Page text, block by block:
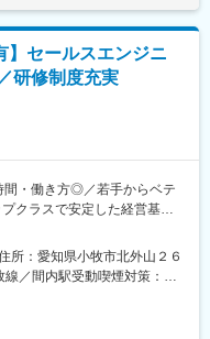
」で世界標準を目指す！世
装置」と「消耗品」ビジネ
バル企業でありながら、
のこだわり◎
心となります。メイン顧客
種の企業様もございます。
庫台数・他売り上げその他
タイ・ベトナム・モンゴ
ものの、英語を使用して業
こなしながら学んでいただ
当を含めた表記です。
】セールスエンジニ
研修制度充実
間・働き方◎／若手からベテ
クラスで安定した経営基盤
び関連装置の営業・納品後
だきます。
し、お客様との信頼関係を
所：愛知県小牧市北外山２６
線／間内駅受動喫煙対策：屋
事業所